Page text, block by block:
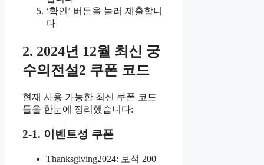
‘확인’ 버튼을 눌러 제출합니
다
2. 2024년 12월 최신 궁
수의전설2 쿠폰 코드
현재 사용 가능한 최신 쿠폰 코드
들을 한눈에 정리했습니다:
2-1. 이벤트성 쿠폰
Thanksgiving2024: 보석 200